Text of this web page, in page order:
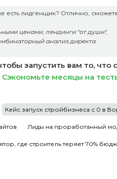
есть лидгенщик? Отлично,
ценами, лендинги "от души",
анализ директа
запустить вам то, что
Сэкономьте месяцы на
Кейс запуск стройбизнеса с 0 в
Лиды на проработанный
где строитель теряет 70%